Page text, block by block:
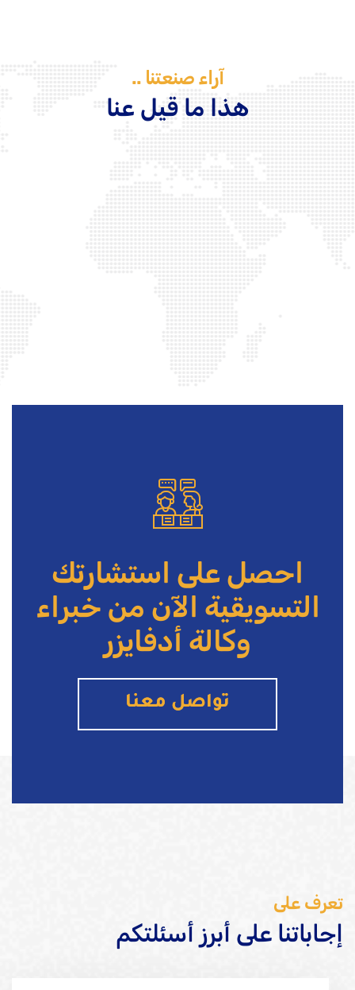
آراء صنعتنا ..
هذا ما قيل عنا
احصل على استشارتك
التسويقية الآن من خبراء
وكالة أدفايزر
تواصل معنا
تعرف على
إجاباتنا على أبرز أسئلتكم